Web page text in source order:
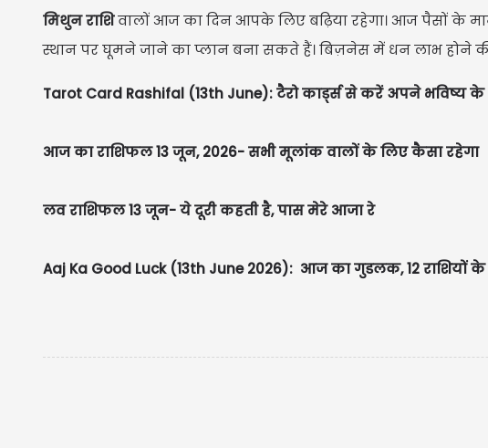
मिथुन राशिवालों आज का दिन आपके लिए बढ़िया रहेगा। आज पैसों के
स्थान पर घूमने जाने का प्लान बना सकते हैं। बिज़नेस में धन लाभ होने
Tarot Card Rashifal (13th June): टैरो कार्ड्स से करें अपने भविष्य के
आज का राशिफल 13 जून, 2026- सभी मूलांक वालों के लिए कैसा रहेगा
लव राशिफल 13 जून- ये दूरी कहती है, पास मेरे आजा रे
Aaj Ka Good Luck (13th June 2026): आज का गुडलक, 12